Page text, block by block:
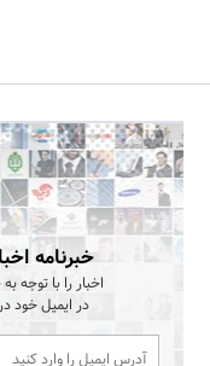
خبرنامه
اخبار را با توجه
در ایمیل خود